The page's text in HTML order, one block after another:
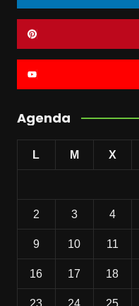
Agenda
L M X
2 3 4
9 10 11
16 17 18
23 24 25